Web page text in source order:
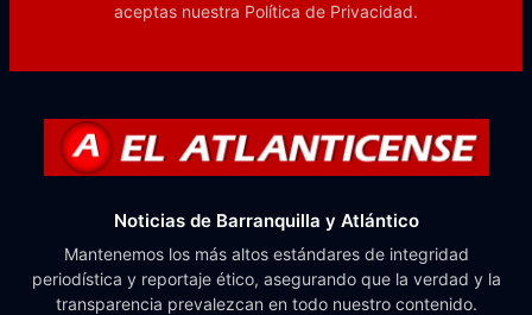
aceptas nuestra Política de Privacidad.
Noticias de Barranquilla y Atlántico
Mantenemos los más altos estándares de integridad
periodística y reportaje ético, asegurando que la verdad y la
transparencia prevalezcan en todo nuestro contenido.